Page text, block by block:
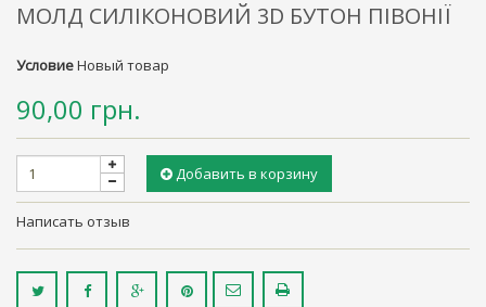
МОЛД СИЛІКОНОВИЙ 3D БУТОН ПІВОНІЇ
УсловиеНовый товар
90,00 грн.
Добавить в корзину
Написать отзыв